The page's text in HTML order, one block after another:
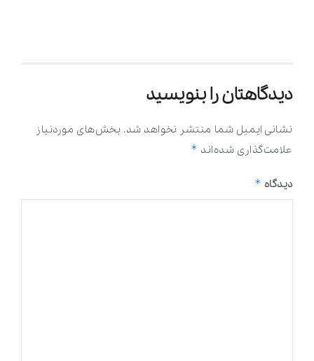
دیدگاهتان را بنویسید
نشانی ایمیل شما منتشر نخواهد شد. بخش‌های موردنیاز
علامت‌گذاری شده‌اند *
دیدگاه *